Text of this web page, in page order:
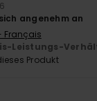
angenehm an
Français
Leistungs-
Produkt